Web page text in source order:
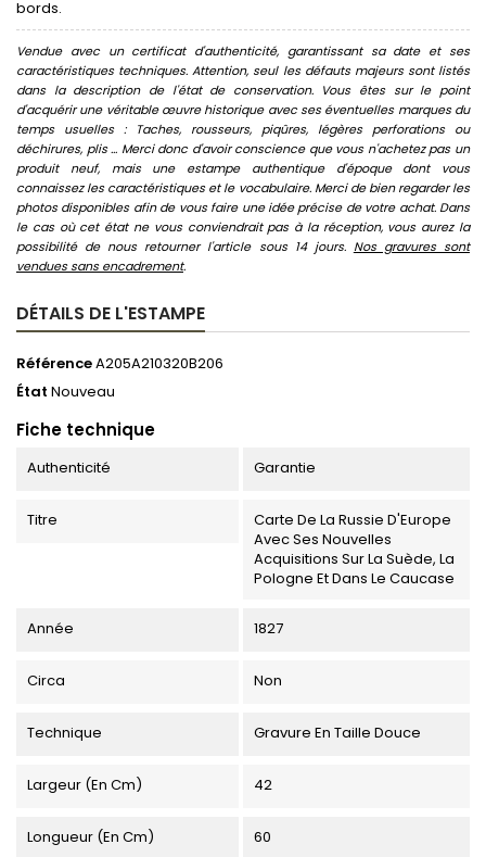
bords.
Vendue avec un certificat d'authenticité, garantissant sa date et ses
caractéristiques techniques. Attention, seul les défauts majeurs sont listés
dans la description de l'état de conservation. Vous êtes sur le point
d'acquérir une véritable œuvre historique avec ses éventuelles marques du
temps usuelles : Taches, rousseurs, piqûres, légères perforations ou
déchirures, plis ... Merci donc d'avoir conscience que vous n'achetez pas un
produit neuf, mais une estampe authentique d'époque dont vous
connaissez les caractéristiques et le vocabulaire. Merci de bien regarder les
photos disponibles afin de vous faire une idée précise de votre achat. Dans
le cas où cet état ne vous conviendrait pas à la réception, vous aurez la
possibilité de nous retourner l'article sous 14 jours. Nos gravures sont
vendues sans encadrement.
DÉTAILS DE L'ESTAMPE
RéférenceA205A210320B206
État Nouveau
Fiche technique
Authenticité Garantie
Titre
Carte De La Russie D'Europe
Avec Ses Nouvelles
Acquisitions Sur La Suède, La
Pologne Et Dans Le Caucase
Année 1827
Circa Non
Technique Gravure En Taille Douce
Largeur (en Cm) 42
Longueur (en Cm) 60